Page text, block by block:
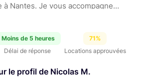
Nantes. Je vous accompagne
forme sur le matériel pour
Moins de 5 heures
Délai de réponse
71%
Locations approuvées
le profil de Nicolas M.